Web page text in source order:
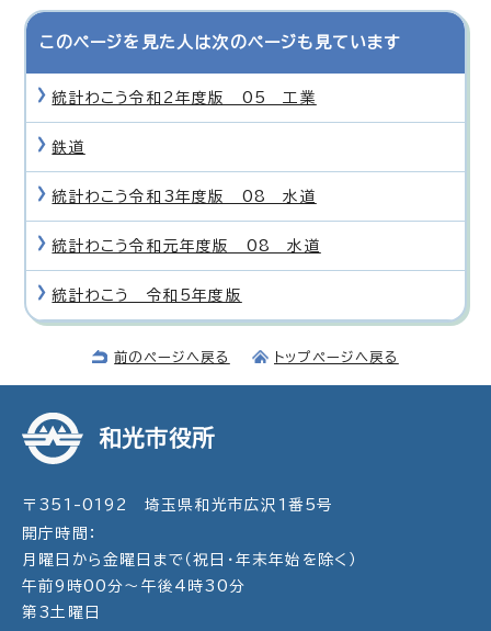
このページを見た人は次のページも見ています
統計わこう令和2年度版 05 工業
鉄道
統計わこう令和3年度版 08 水道
統計わこう令和元年度版 08 水道
統計わこう 令和5年度版
前のページへ戻る トップページへ戻る
和光市役所
〒351-0192 埼玉県和光市広沢1番5号
開庁時間：
月曜日から金曜日まで（祝日・年末年始を除く）
午前9時00分～午後4時30分
第3土曜日